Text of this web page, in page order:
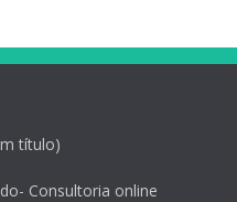
título)
Consultoria online